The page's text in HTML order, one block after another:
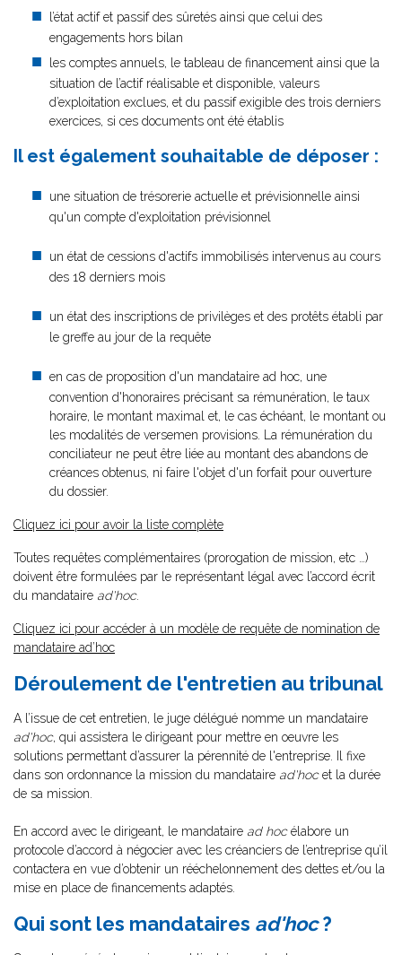
l’état actif et passif des sûretés ainsi que celui des
engagements hors bilan
les comptes annuels, le tableau de financement ainsi que la
situation de l’actif réalisable et disponible, valeurs
d’exploitation exclues, et du passif exigible des trois derniers
exercices, si ces documents ont été établis
Il est également souhaitable de déposer :
une situation de trésorerie actuelle et prévisionnelle ainsi
qu'un compte d'exploitation prévisionnel
un état de cessions d'actifs immobilisés intervenus au cours
des 18 derniers mois
un état des inscriptions de privilèges et des protêts établi par
le greffe au jour de la requête
en cas de proposition d'un mandataire ad hoc, une
convention d'honoraires précisant sa rémunération, le taux
horaire, le montant maximal et, le cas échéant, le montant ou
les modalités de versemen provisions. La rémunération du
conciliateur ne peut être liée au montant des abandons de
créances obtenus, ni faire l'objet d'un forfait pour ouverture
du dossier.
Cliquez ici pour avoir la liste complète
Toutes requêtes complémentaires (prorogation de mission, etc …)
doivent être formulées par le représentant légal avec l’accord écrit
du mandataire ad'hoc.
Cliquez ici pour accéder à un modèle de requête de nomination de
mandataire ad’hoc
Déroulement de l'entretien au tribunal
A l’issue de cet entretien, le juge délégué nomme un mandataire
ad'hoc, qui assistera le dirigeant pour mettre en oeuvre les
solutions permettant d’assurer la pérennité de l'entreprise. Il fixe
dans son ordonnance la mission du mandataire ad'hocet la durée
de sa mission.
En accord avec le dirigeant, le mandataire ad hocélabore un
protocole d’accord à négocier avec les créanciers de l’entreprise qu’il
contactera en vue d’obtenir un rééchelonnement des dettes et/ou la
mise en place de financements adaptés.
Qui sont les mandataires ad'hoc?